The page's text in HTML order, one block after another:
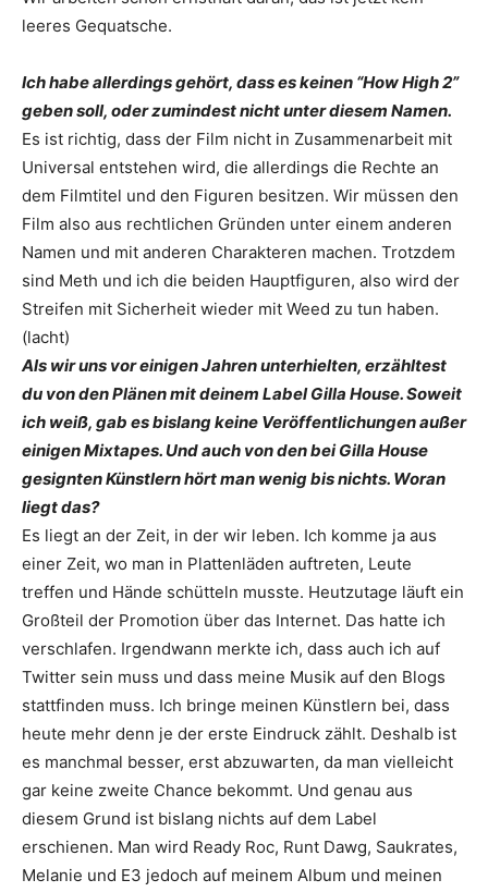
leeres Gequatsche.
Ich habe allerdings gehört, dass es keinen “How High 2”
geben soll, oder zumindest nicht unter ­diesem Namen.
Es ist richtig, dass der Film nicht in Zusammenarbeit mit
Universal entstehen wird, die allerdings die Rechte an
dem Filmtitel und den Figuren besitzen. Wir müssen den
Film also aus rechtlichen Gründen unter einem anderen
Namen und mit anderen Charakteren machen. Trotzdem
sind Meth und ich die beiden Hauptfiguren, also wird der
Streifen mit Sicherheit wieder mit Weed zu tun haben.
(lacht)
Als wir uns vor einigen Jahren unterhielten, erzähltest
du von den Plänen mit deinem Label Gilla House. Soweit
ich weiß, gab es bislang keine Veröffentlichungen außer
einigen Mixtapes. Und auch von den bei Gilla House
gesignten Künstlern hört man wenig bis nichts. Woran
liegt das?
Es liegt an der Zeit, in der wir leben. Ich komme ja aus
einer Zeit, wo man in Plattenläden auftreten, Leute
treffen und Hände schütteln musste. Heutzutage läuft ein
Großteil der Promotion über das Internet. Das hatte ich
verschlafen. Irgendwann merkte ich, dass auch ich auf
Twitter sein muss und dass meine Musik auf den Blogs
stattfinden muss. Ich bringe meinen Künstlern bei, dass
heute mehr denn je der erste Eindruck zählt. Deshalb ist
es manchmal besser, erst abzuwarten, da man vielleicht
gar keine zweite Chance bekommt. Und genau aus
diesem Grund ist bislang nichts auf dem Label
erschienen. Man wird Ready Roc, Runt Dawg, Saukrates,
Melanie und E3 jedoch auf meinem Album und meinen